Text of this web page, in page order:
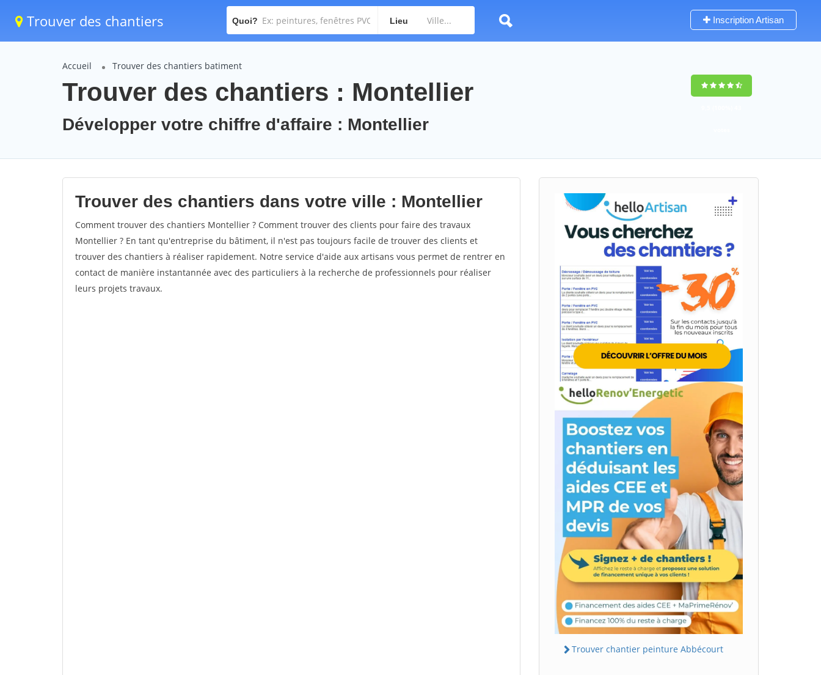
Trouver des chantiers Quoi? Lieu Inscription Artisan
Accueil Trouver des chantiers batiment
Trouver des chantiers : Montellier
Développer votre chiffre d'affaire : Montellier
Trouver des chantiers dans votre ville : Montellier
Comment trouver des chantiers Montellier ? Comment trouver des clients pour faire des travaux
Montellier ? En tant qu'entreprise du bâtiment, il n'est pas toujours facile de trouver des clients et
trouver des chantiers à réaliser rapidement. Notre service d'aide aux artisans vous permet de rentrer en
contact de manière instantannée avec des particuliers à la recherche de professionnels pour réaliser
leurs projets travaux.
Trouver chantier peinture Abbécourt